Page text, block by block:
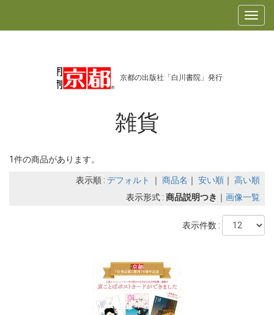
京都の出版社「白川書院」発行
雑貨
1件の商品があります。
表示順 : デフォルト ｜ 商品名 ｜ 安い順 ｜ 高い順
表示形式 : 商品説明つき ｜ 画像一覧
表示件数 :